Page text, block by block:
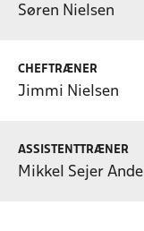
Søren Nielsen
CHEFTRÆNER
Jimmi Nielsen
ASSISTENTTRÆNER
Mikkel Sejer